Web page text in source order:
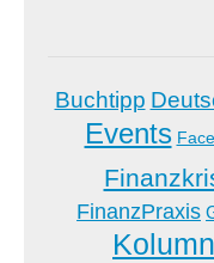
Buchtipp
Events
FinanzPraxis